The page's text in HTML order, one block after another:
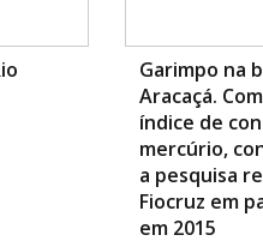
Garimpo na
Aracaçá.
índice de
mercúrio,
a pesquisa
Fiocruz em
em 2015